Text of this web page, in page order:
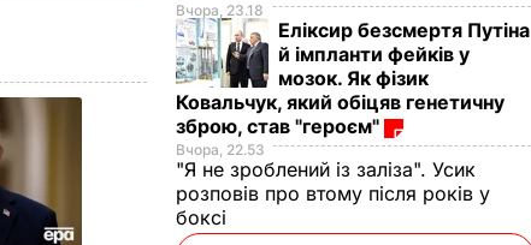
Вчора, 23.18
Еліксир безсмертя Путіна
й імпланти фейків у
мозок. Як фізик
Ковальчук, який обіцяв генетичну
зброю, став "героєм"
Вчора, 22.53
"Я не зроблений із заліза". Усик
розповів про втому після років у
боксі